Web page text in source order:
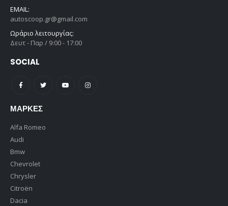
EMAIL:
autoscoop.gr@gmail.com
Ωράριο λειτουργίας:
Δευτ - Παρ / 9:00 - 17:00
SOCIAL
ΜΆΡΚΕΣ
Alfa Romeo
Audi
Bmw
Chevrolet
Chrysler
Citroën
Dacia